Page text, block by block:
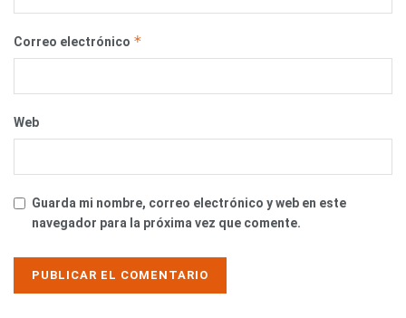
Correo electrónico *
Web
Guarda mi nombre, correo electrónico y web en este
navegador para la próxima vez que comente.